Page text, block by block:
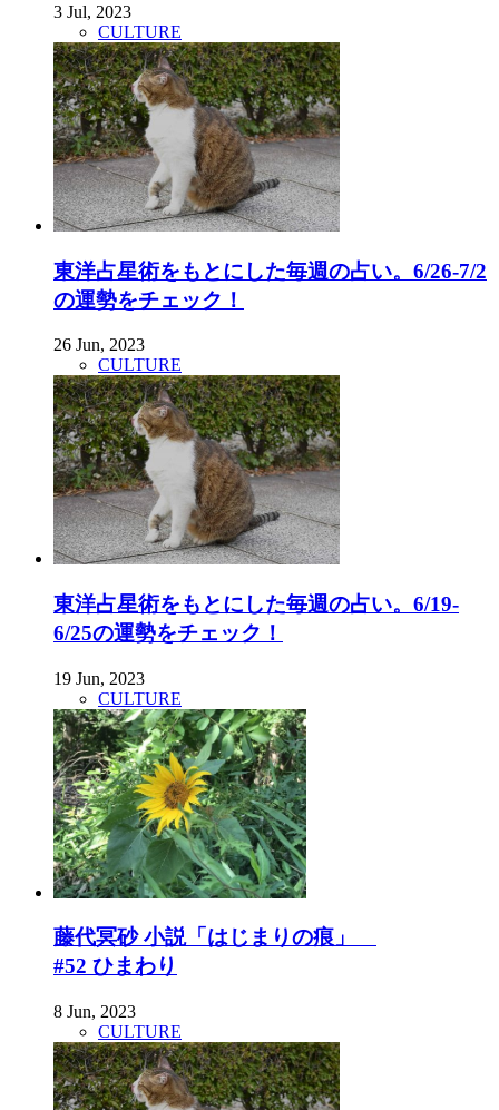
3 Jul, 2023
CULTURE
東洋占星術をもとにした毎週の占い。6/26-7/2
の運勢をチェック！
26 Jun, 2023
CULTURE
東洋占星術をもとにした毎週の占い。6/19-
6/25の運勢をチェック！
19 Jun, 2023
CULTURE
藤代冥砂 小説「はじまりの痕」
#52 ひまわり
8 Jun, 2023
CULTURE